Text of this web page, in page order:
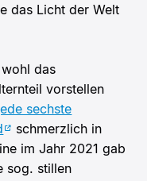
das Licht der Welt
das
vorstellen
sechste
schmerzlich in
im Jahr 2021 gab
sog. stillen